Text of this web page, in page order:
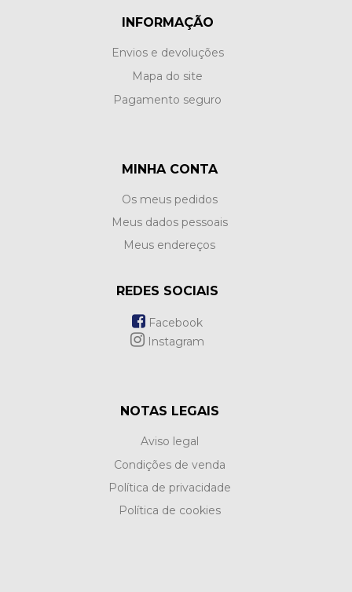
INFORMAÇÃO
Envios e devoluções
Mapa do site
Pagamento seguro
MINHA CONTA
Os meus pedidos
Meus dados pessoais
Meus endereços
REDES SOCIAIS
Facebook
Instagram
NOTAS LEGAIS
Aviso legal
Condições de venda
Política de privacidade
Política de cookies